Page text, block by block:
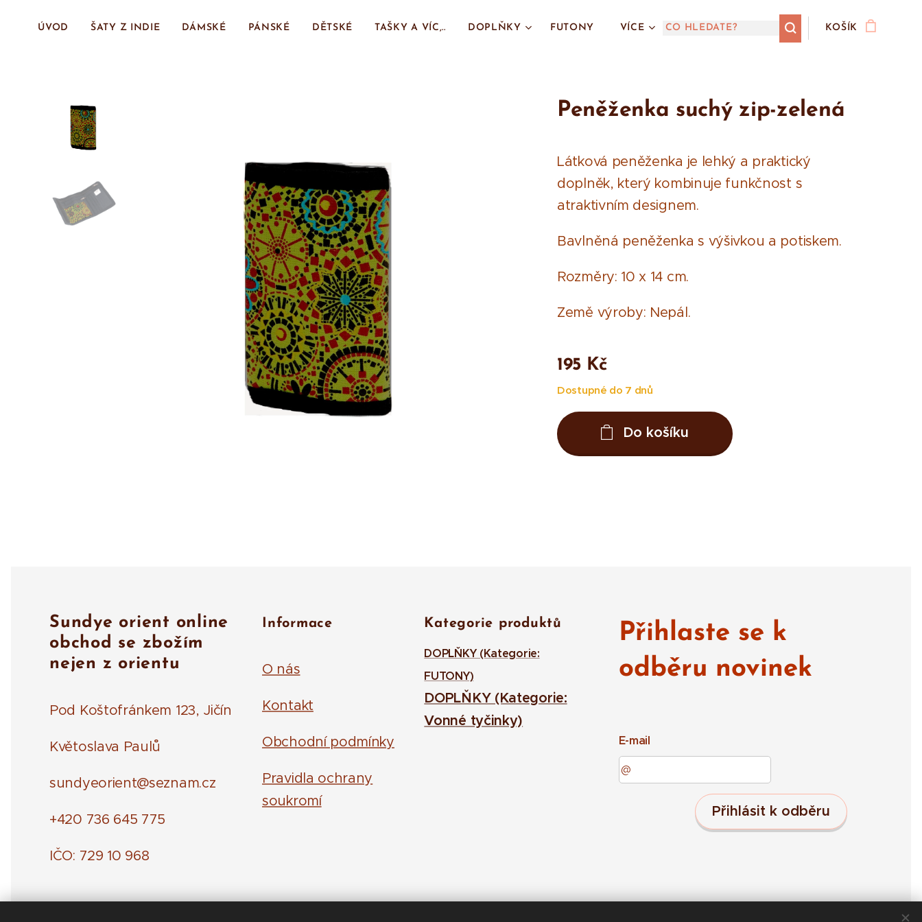
ÚVOD ŠATY Z INDIE DÁMSKÉ PÁNSKÉ DĚTSKÉ TAŠKY A VÍC,.. DOPLŇKY FUTONY VÍCE KOŠÍK
Peněženka suchý zip-zelená
Látková peněženka je lehký a praktický
doplněk, který kombinuje funkčnost s
atraktivním designem.
Bavlněná peněženka s výšivkou a potiskem.
Rozměry: 10 x 14 cm.
Země výroby: Nepál.
195 Kč
Dostupné do 7 dnů
Do košíku
Sundye orient online
obchod se zbožím
nejen z orientu
Pod Koštofránkem 123, Jičín
Květoslava Paulů
sundyeorient@seznam.cz
+420 736 645 775
IČO: 729 10 968
Informace
O nás
Kontakt
Obchodní podmínky
Pravidla ochrany
soukromí
Kategorie produktů
DOPLŇKY (Kategorie:
FUTONY)
DOPLŇKY (Kategorie:
Vonné tyčinky)
Přihlaste se k
odběru novinek
E-mail
Přihlásit k odběru